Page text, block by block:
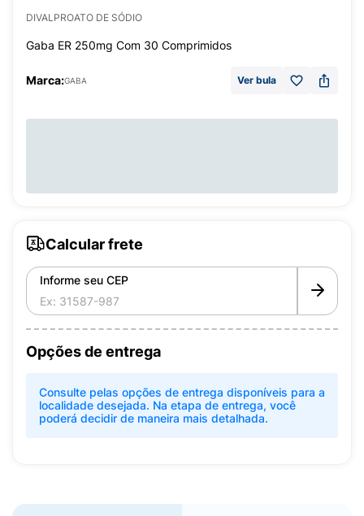
DIVALPROATO DE SÓDIO
Gaba ER 250mg Com 30 Comprimidos
Marca:GABA Ver bula
Calcular frete
Informe seu CEP
Opções de entrega
Consulte pelas opções de entrega disponíveis para a
localidade desejada. Na etapa de entrega, você
poderá decidir de maneira mais detalhada.